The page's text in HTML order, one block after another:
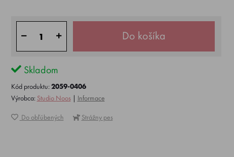
Do košíka
Skladom
Kód produktu:2059-0406
Výrobca: Studio Noos| Informace
Do obľúbených Strážny pes